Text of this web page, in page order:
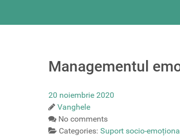
Managementul
20 noiembrie 2020
Vanghele
No comments
Categories: Suport socio-